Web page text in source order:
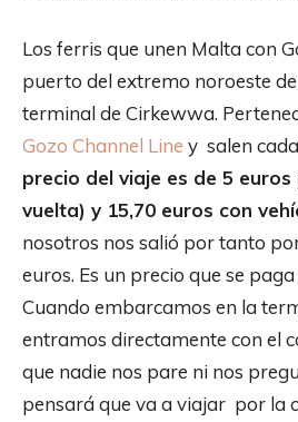
Los ferris que unen Malta con
puerto del extremo noroeste de
terminal de Cirkewwa.
Gozo Channel Line y salen
precio del viaje es de 5
vuelta) y 15,70 euros con
nosotros nos salió por tanto
euros. Es un precio que se
Cuando embarcamos en la
entramos directamente con el
que nadie nos pare ni nos
pensará que va a viajar por la